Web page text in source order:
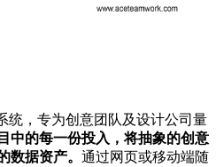
统，专为创意团队及设计公司量
中的每一份投入，将抽象的创意
数据资产。 通过网页或移动端随